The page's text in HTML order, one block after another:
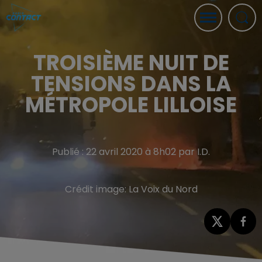
TROISIÈME NUIT DE
TENSIONS DANS LA
MÉTROPOLE LILLOISE
Publié : 22 avril 2020 à 8h02 par I.D.
Crédit image: La Voix du Nord